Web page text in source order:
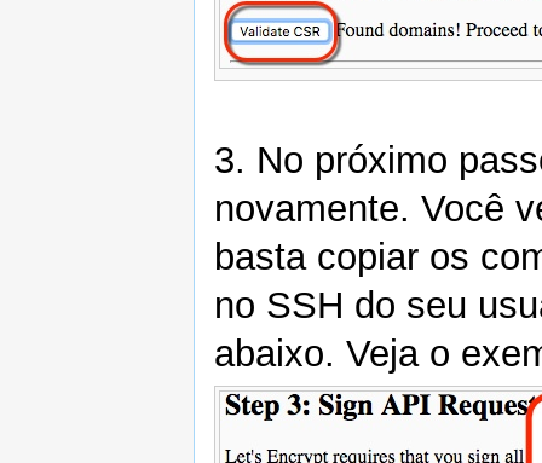
3. No próximo
novamente. Você
basta copiar os
no SSH do seu
abaixo. Veja o